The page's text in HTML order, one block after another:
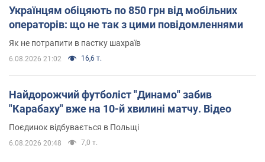
Українцям обіцяють по 850 грн від мобільних
операторів: що не так з цими повідомленнями
Як не потрапити в пастку шахраїв
6.08.2026 21:02 16,6 т.
Найдорожчий футболіст "Динамо" забив
"Карабаху" вже на 10-й хвилині матчу. Відео
Поєдинок відбувається в Польщі
6.08.2026 20:48 7,0 т.